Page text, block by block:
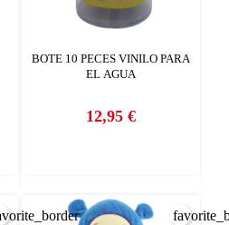
BOTE 10 PECES VINILO PARA
EL AGUA
Precio
12,95 €